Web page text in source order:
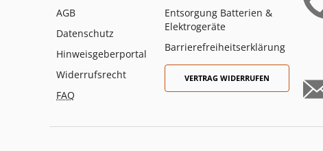
AGB
Datenschutz
Hinweisgeberportal
Widerrufsrecht
FAQ
Entsorgung Batterien &
Elektrogeräte
Barrierefreiheitserklärung
VERTRAG WIDERRUFEN